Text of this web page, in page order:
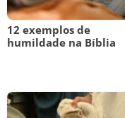
12 exemplos de
humildade na Bíblia